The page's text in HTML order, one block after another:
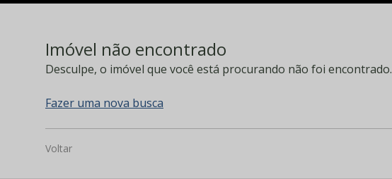
Imóvel não encontrado
Desculpe, o imóvel que você está procurando não foi encontrado.
Fazer uma nova busca
Voltar